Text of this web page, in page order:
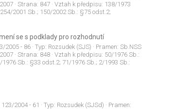
· Strana: 847· Vztah k předpisu: 138/1973
2001 Sb.; 150/2002 Sb.: §75 odst.2;
se s podklady pro rozhodnutí
2005 - 86· Typ: Rozsudek (SJS) · Pramen: Sb.NSS
· Strana: 848· Vztah k předpisu: 50/1976 Sb.:
Sb.: §33 odst.2; 71/1976 Sb.; 2/1993 Sb.:
123/2004 - 61 · Typ: Rozsudek (SJSd) · Pramen: